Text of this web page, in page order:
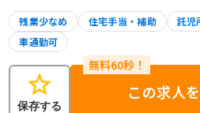
残業少なめ 住宅手当・補助 託児
車通勤可
star
保存する
この求人